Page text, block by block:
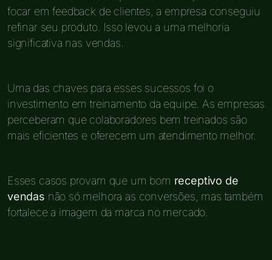
focar em feedback de clientes, a empresa conseguiu
refinar seu produto. Isso levou a uma melhoria
significativa nas vendas.
Uma das chaves para esses sucessos foi o
investimento em treinamento da equipe. As empresas
perceberam que colaboradores bem treinados são
mais eficientes e oferecem um atendimento melhor.
Esses casos provam que um bom receptivo de
vendas não só melhora as conversões, mas também
fortalece a imagem da marca no mercado.